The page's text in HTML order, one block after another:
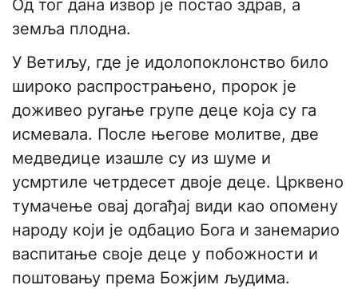
Од тог дана извор је постао здрав, а
земља плодна.
У Ветиљу, где је идолопоклонство било
широко распрострањено, пророк је
доживео ругање групе деце која су га
исмевала. После његове молитве, две
медведице изашле су из шуме и
усмртиле четрдесет двоје деце. Црквено
тумачење овај догађај види као опомену
народу који је одбацио Бога и занемарио
васпитање своје деце у побожности и
поштовању према Божјим људима.